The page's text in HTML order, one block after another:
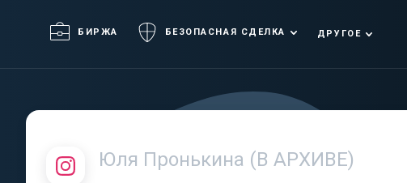
БИРЖА БЕЗОПАСНАЯ СДЕЛКА ДРУГОЕ
Юля Пронькина (В АРХИВЕ)